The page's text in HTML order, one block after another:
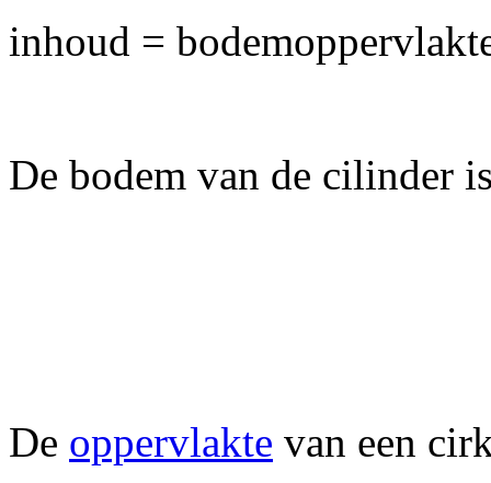
inhoud =
De bodem van de cilinder
De oppervlakte van een